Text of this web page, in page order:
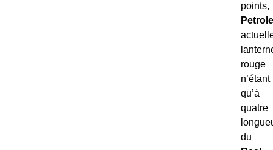
points,
rouge
n’étant
qu’à
quatre
du